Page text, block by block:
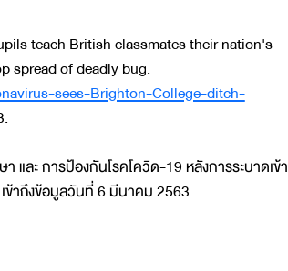
teach British classmates their nation's
spread of deadly bug.
sees-Brighton-College-ditch-
และ การป้องกันโรคโควิด-19 หลังการระบาดเข้า
เข้าถึงข้อมูลวันที่ 6 มีนาคม 2563.